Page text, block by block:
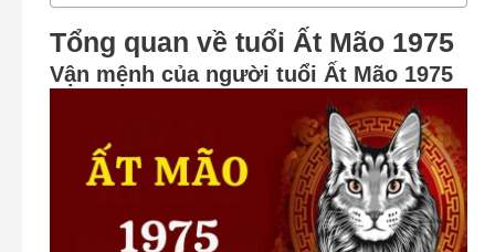
Tổng quan về tuổi Ất Mão 1975
Vận mệnh của người tuổi Ất Mão 1975